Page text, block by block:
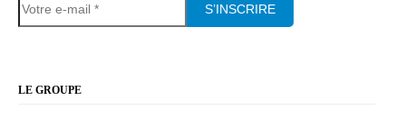
S’INSCRIRE
LE GROUPE